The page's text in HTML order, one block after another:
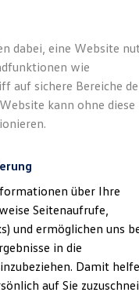
Leasing
dabei, eine Website
wie
auf sichere Bereiche
kann ohne diese
über Ihre
Seitenaufrufe,
und ermöglichen uns
in die
Damit
auf Sie